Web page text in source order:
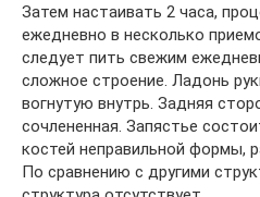
Затем настаивать 2 часа,
ежедневно в несколько
следует пить свежим
сложное строение. Ладонь
вогнутую внутрь. Задняя
сочлененная. Запястье
костей неправильной формы,
По сравнению с другими